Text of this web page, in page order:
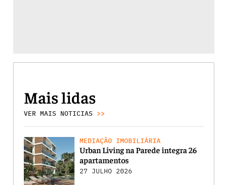
Mais lidas
VER MAIS NOTICIAS >>
MEDIAÇÃO IMOBILIÁRIA
Urban Living na Parede integra 26
apartamentos
27 JULHO 2026